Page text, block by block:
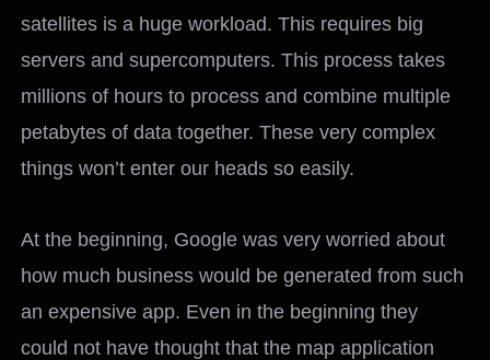
satellites is a huge workload. This requires big
servers and supercomputers. This process takes
millions of hours to process and combine multiple
petabytes of data together. These very complex
things won’t enter our heads so easily.
At the beginning, Google was very worried about
how much business would be generated from such
an expensive app. Even in the beginning they
could not have thought that the map application